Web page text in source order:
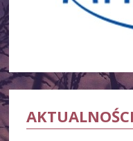
AKTUALNOŚCI